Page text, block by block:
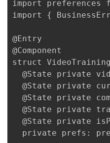
import preferences
import {
@Entry
@Component
struct
@State private
@State private
@State private
@State private
@State private
private prefs: